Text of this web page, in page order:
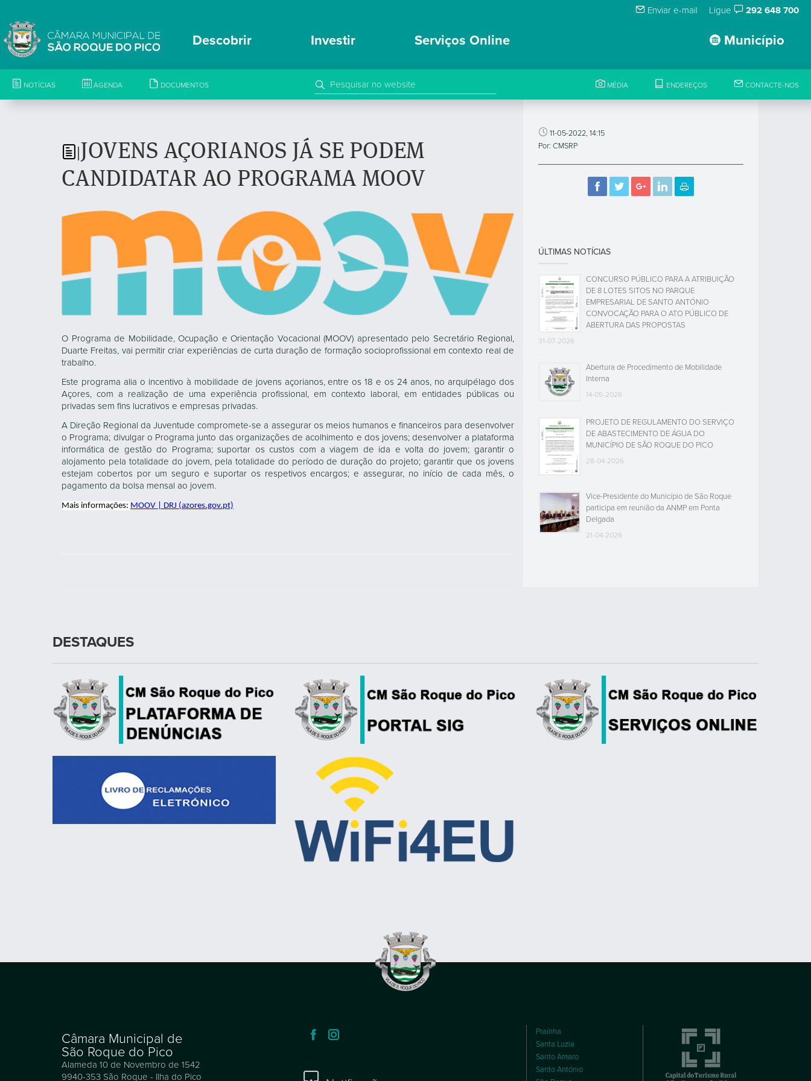
Enviar e-mail Ligue 292 648 700
Município
Descobrir Investir Serviços Online
NOTÍCIAS AGENDA DOCUMENTOS MÉDIA ENDEREÇOS CONTACTE-NOS
JOVENS AÇORIANOS JÁ SE PODEM
CANDIDATAR AO PROGRAMA MOOV
O Programa de Mobilidade, Ocupação e Orientação Vocacional (MOOV) apresentado pelo Secretário Regional,
Duarte Freitas, vai permitir criar experiências de curta duração de formação socioprofissional em contexto real de
trabalho.
Este programa alia o incentivo à mobilidade de jovens açorianos, entre os 18 e os 24 anos, no arquipélago dos
Açores, com a realização de uma experiência profissional, em contexto laboral, em entidades públicas ou
privadas sem fins lucrativos e empresas privadas.
A Direção Regional da Juventude compromete-se a assegurar os meios humanos e financeiros para desenvolver
o Programa; divulgar o Programa junto das organizações de acolhimento e dos jovens; desenvolver a plataforma
informática de gestão do Programa; suportar os custos com a viagem de ida e volta do jovem; garantir o
alojamento pela totalidade do jovem, pela totalidade do período de duração do projeto; garantir que os jovens
estejam cobertos por um seguro e suportar os respetivos encargos; e assegurar, no início de cada mês, o
pagamento da bolsa mensal ao jovem.
Mais informações: MOOV | DRJ (azores.gov.pt)
11-05-2022, 14:15
Por: CMSRP
ÚLTIMAS NOTÍCIAS
CONCURSO PÚBLICO PARA A ATRIBUIÇÃO
DE 8 LOTES SITOS NO PARQUE
EMPRESARIAL DE SANTO ANTÓNIO
CONVOCAÇÃO PARA O ATO PÚBLICO DE
ABERTURA DAS PROPOSTAS
31-07-2026
Abertura de Procedimento de Mobilidade
Interna
14-05-2026
PROJETO DE REGULAMENTO DO SERVIÇO
DE ABASTECIMENTO DE ÁGUA DO
MUNICÍPIO DE SÃO ROQUE DO PICO
28-04-2026
Vice-Presidente do Município de São Roque
participa em reunião da ANMP em Ponta
Delgada
21-04-2026
DESTAQUES
Câmara Municipal de
São Roque do Pico
Alameda 10 de Novembro de 1542
9940-353 São Roque - Ilha do Pico
Praínha
Santa Luzia
Santo Amaro
Santo António